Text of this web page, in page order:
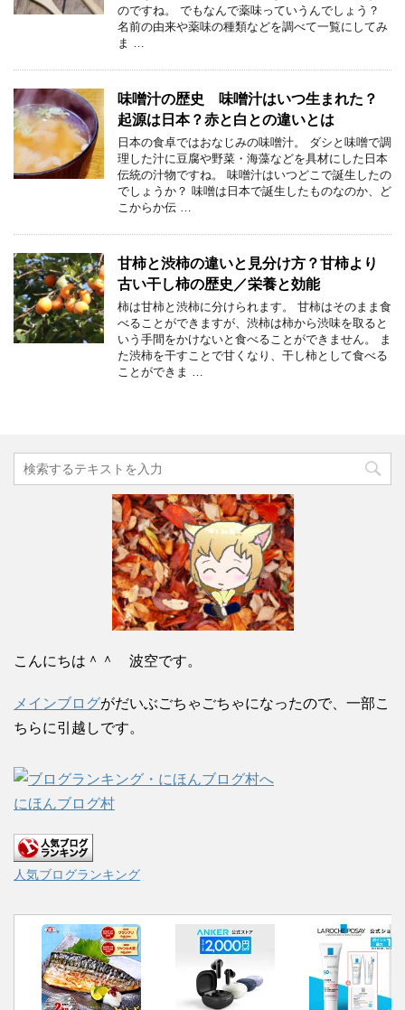
のですね。 でもなんで薬味っていうんでしょう？
名前の由来や薬味の種類などを調べて一覧にしてみ
ま …
味噌汁の歴史 味噌汁はいつ生まれた？
起源は日本？赤と白との違いとは
日本の食卓ではおなじみの味噌汁。 ダシと味噌で調
理した汁に豆腐や野菜・海藻などを具材にした日本
伝統の汁物ですね。 味噌汁はいつどこで誕生したの
でしょうか？ 味噌は日本で誕生したものなのか、ど
こからか伝 …
甘柿と渋柿の違いと見分け方？甘柿より
古い干し柿の歴史／栄養と効能
柿は甘柿と渋柿に分けられます。 甘柿はそのまま食
べることができますが、渋柿は柿から渋味を取ると
いう手間をかけないと食べることができません。 ま
た渋柿を干すことで甘くなり、干し柿として食べる
ことができま …
こんにちは＾＾ 波空です。
メインブログがだいぶごちゃごちゃになったので、一部こ
ちらに引越しです。
にほんブログ村
人気ブログランキング